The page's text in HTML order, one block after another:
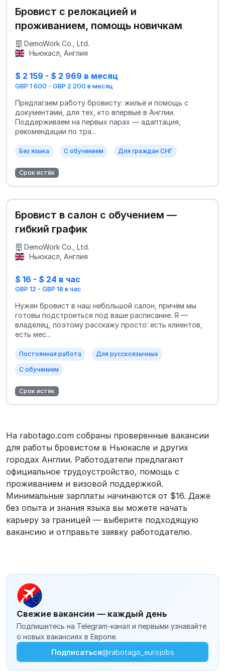
Бровист с релокацией и
проживанием, помощь новичкам
DemoWork Co., Ltd.
Ньюкасл, Англия
$ 2 159 - $ 2 969 в месяц
GBP 1 600 - GBP 2 200 в месяц
Предлагаем работу бровисту: жильё и помощь с
документами, для тех, кто впервые в Англии.
Поддерживаем на первых парах — адаптация,
рекомендации по тра...
Без языка С обучением Для граждан СНГ
Срок истёк
Бровист в салон с обучением —
гибкий график
DemoWork Co., Ltd.
Ньюкасл, Англия
$ 16 - $ 24 в час
GBP 12 - GBP 18 в час
Нужен бровист в наш небольшой салон, причём мы
готовы подстроиться под ваше расписание. Я —
владелец, поэтому расскажу просто: есть клиентов,
есть мес...
Постоянная работа Для русскоязычных
С обучением
Срок истёк
На rabotago.com собраны проверенные вакансии
для работы бровистом в Ньюкасле и других
городах Англии. Работодатели предлагают
официальное трудоустройство, помощь с
проживанием и визовой поддержкой.
Минимальные зарплаты начинаются от $16. Даже
без опыта и знания языка вы можете начать
карьеру за границей — выберите подходящую
вакансию и отправьте заявку работодателю.
Свежие вакансии — каждый день
Подпишитесь на Telegram-канал и первыми узнавайте
о новых вакансиях в Европе.
Подписаться@rabotago_eurojobs